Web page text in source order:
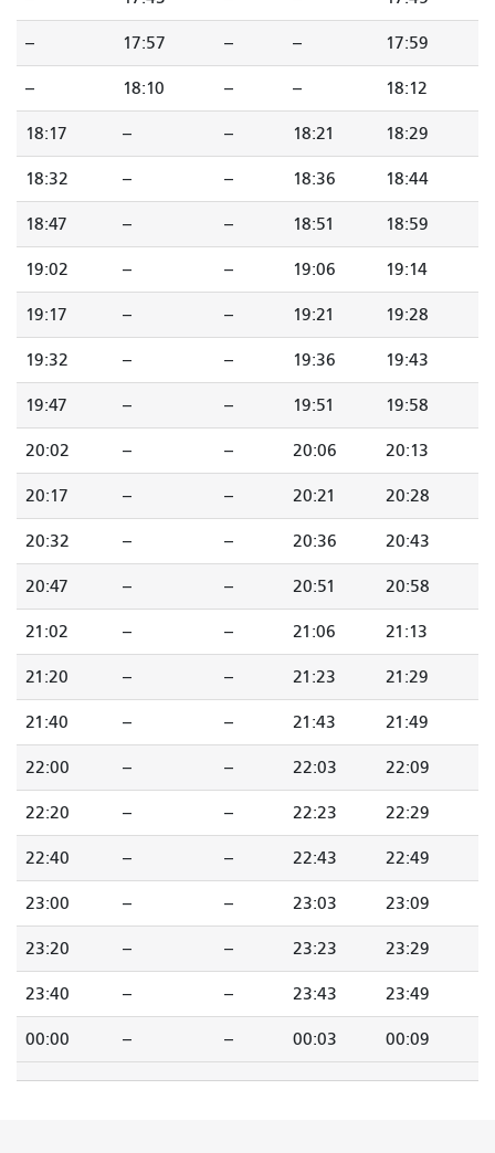
-- 17:57 -- -- 17:59
-- 18:10 -- -- 18:12
18:17 -- -- 18:21 18:29
18:32 -- -- 18:36 18:44
18:47 -- -- 18:51 18:59
19:02 -- -- 19:06 19:14
19:17 -- -- 19:21 19:28
19:32 -- -- 19:36 19:43
19:47 -- -- 19:51 19:58
20:02 -- -- 20:06 20:13
20:17 -- -- 20:21 20:28
20:32 -- -- 20:36 20:43
20:47 -- -- 20:51 20:58
21:02 -- -- 21:06 21:13
21:20 -- -- 21:23 21:29
21:40 -- -- 21:43 21:49
22:00 -- -- 22:03 22:09
22:20 -- -- 22:23 22:29
22:40 -- -- 22:43 22:49
23:00 -- -- 23:03 23:09
23:20 -- -- 23:23 23:29
23:40 -- -- 23:43 23:49
00:00 -- -- 00:03 00:09